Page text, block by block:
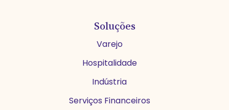
Soluções
Varejo
Hospitalidade
Indústria
Serviços Financeiros